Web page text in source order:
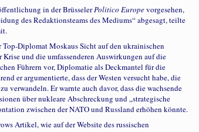
in der BrüsselerPolitico Europevorgesehen,
des Redaktionsteams des Mediums“ abgesagt, teilte
Diplomat Moskaus Sicht auf den ukrainischen
und die umfassenderen Auswirkungen auf die
Führern vor, Diplomatie als Deckmantel für die
er argumentierte, dass der Westen versucht habe, die
verwandeln. Er warnte auch davor, dass die wachsende
über nukleare Abschreckung und „strategische
zwischen der NATO und Russland erhöhen könnte.
Artikel, wie auf der Website des russischen